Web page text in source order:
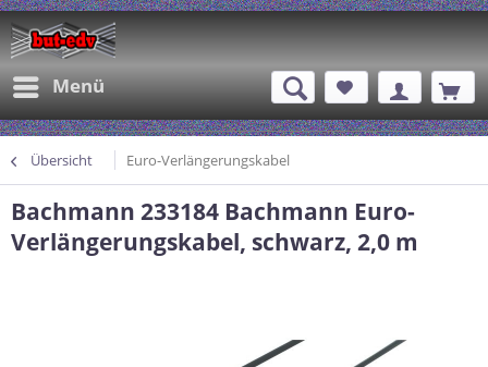
Menü
Übersicht Euro-Verlängerungskabel
Bachmann 233184 Bachmann Euro-
Verlängerungskabel, schwarz, 2,0 m